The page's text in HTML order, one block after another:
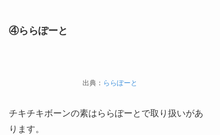
④ららぽーと
出典： ららぽーと
チキチキボーンの素はららぽーとで取り扱いがあ
ります。